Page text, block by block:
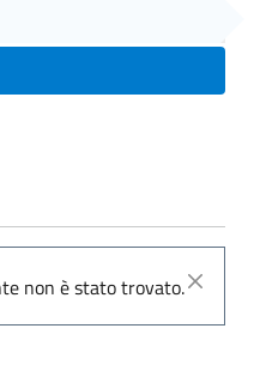
Chiudi
non è stato trovato.